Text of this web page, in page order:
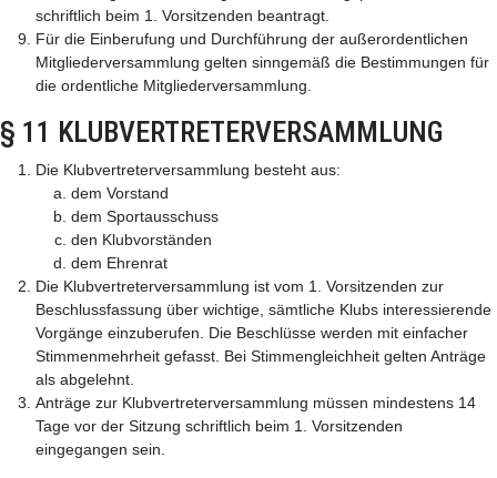
schriftlich beim 1. Vorsitzenden beantragt.
Für die Einberufung und Durchführung der außerordentlichen
Mitgliederversammlung gelten sinngemäß die Bestimmungen für
die ordentliche Mitgliederversammlung.
§ 11 KLUBVERTRETERVERSAMMLUNG
Die Klubvertreterversammlung besteht aus:
dem Vorstand
dem Sportausschuss
den Klubvorständen
dem Ehrenrat
Die Klubvertreterversammlung ist vom 1. Vorsitzenden zur
Beschlussfassung über wichtige, sämtliche Klubs interessierende
Vorgänge einzuberufen. Die Beschlüsse werden mit einfacher
Stimmenmehrheit gefasst. Bei Stimmengleichheit gelten Anträge
als abgelehnt.
Anträge zur Klubvertreterversammlung müssen mindestens 14
Tage vor der Sitzung schriftlich beim 1. Vorsitzenden
eingegangen sein.